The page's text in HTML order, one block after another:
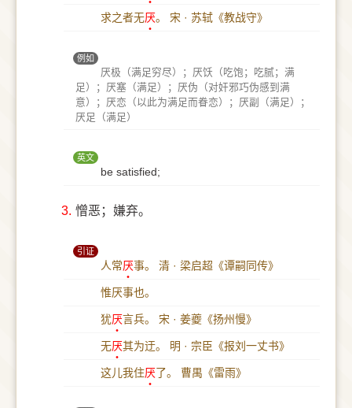
求之者无厌。 宋 · 苏轼《教战守》
例如
厌极（满足穷尽）；厌饫（吃饱；吃腻；满
足）；厌塞（满足）；厌伪（对奸邪巧伪感到满
意）；厌恋（以此为满足而眷恋）；厌副（满足）；
厌足（满足）
英文
be satisfied;
3. 憎恶；嫌弃。
引证
人常厌事。 清 · 梁启超《谭嗣同传》
惟厌事也。
犹厌言兵。 宋 · 姜夔《扬州慢》
无厌其为迂。 明 · 宗臣《报刘一丈书》
这儿我住厌了。 曹禺《雷雨》